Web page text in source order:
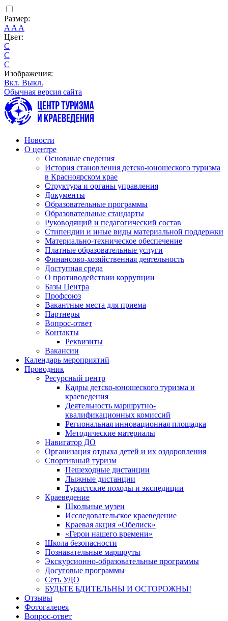
Размер:
A A A
Цвет:
C
C
C
Изображения:
Вкл. Выкл.
Обычная версия сайта
Новости
О центре
Основные сведения
История становления детско-юношеского туризма
в Красноярском крае
Структура и органы управления
Документы
Образовательные программы
Образовательные стандарты
Руководящий и педагогический состав
Стипендии и иные виды материальной поддержки
Материально-техническое обеспечение
Платные образовательные услуги
Финансово-хозяйственная деятельность
Доступная среда
О противодействии коррупции
Базы Центра
Профсоюз
Вакантные места для приема
Партнеры
Вопрос-ответ
Контакты
Реквизиты
Вакансии
Календарь мероприятий
Проводник
Ресурсный центр
Кадры детско-юношеского туризма и
краеведения
Деятельность маршрутно-
квалификационных комиссий
Региональная инновационная площадка
Методические материалы
Навигатор ДО
Организация отдыха детей и их оздоровления
Спортивный туризм
Пешеходные дистанции
Лыжные дистанции
Туристские походы и экспедиции
Краеведение
Школьные музеи
Исследовательское краеведение
Краевая акция «Обелиск»
«Герои нашего времени»
Школа безопасности
Познавательные маршруты
Экскурсионно-образовательные программы
Досуговые программы
Сеть УДО
БУДЬТЕ БДИТЕЛЬНЫ И ОСТОРОЖНЫ!
Отзывы
Фотогалерея
Вопрос-ответ